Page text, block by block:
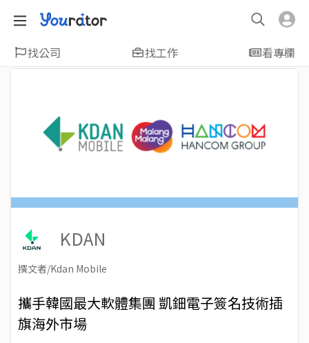
找公司 找工作 看專欄
KDAN
撰文者/Kdan Mobile
攜手韓國最大軟體集團 凱鈿電子簽名技術插
旗海外市場